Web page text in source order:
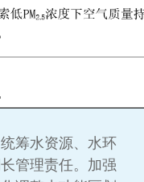
筹水资源、水环
管理责任。加强